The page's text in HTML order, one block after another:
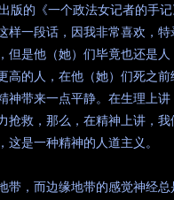
版的《一个政法女记者的手
样一段话，因我非常喜欢，特
但是他（她）们毕竟也还是
高的人，在他（她）们死之
神带来一点平静。在生理上
抢救，那么，在精神上讲，
这是一种精神的人道主义。
带，而边缘地带的感觉神经